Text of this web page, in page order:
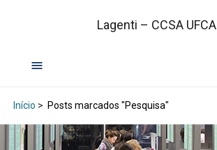
Lagenti – CCSA UFCA
Início > Posts marcados "Pesquisa"